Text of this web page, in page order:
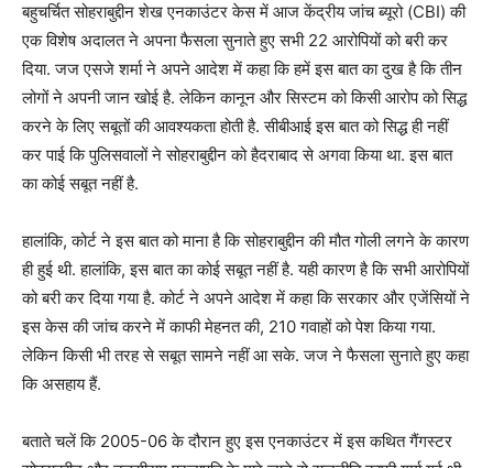
बहुचर्चित सोहराबुद्दीन शेख एनकाउंटर केस में आज केंद्रीय जांच ब्यूरो (CBI) की
एक विशेष अदालत ने अपना फैसला सुनाते हुए सभी 22 आरोपियों को बरी कर
दिया. जज एसजे शर्मा ने अपने आदेश में कहा कि हमें इस बात का दुख है कि तीन
लोगों ने अपनी जान खोई है. लेकिन कानून और सिस्टम को किसी आरोप को सिद्ध
करने के लिए सबूतों की आवश्यकता होती है. सीबीआई इस बात को सिद्ध ही नहीं
कर पाई कि पुलिसवालों ने सोहराबुद्दीन को हैदराबाद से अगवा किया था. इस बात
का कोई सबूत नहीं है.
हालांकि, कोर्ट ने इस बात को माना है कि सोहराबुद्दीन की मौत गोली लगने के कारण
ही हुई थी. हालांकि, इस बात का कोई सबूत नहीं है. यही कारण है कि सभी आरोपियों
को बरी कर दिया गया है. कोर्ट ने अपने आदेश में कहा कि सरकार और एजेंसियों ने
इस केस की जांच करने में काफी मेहनत की, 210 गवाहों को पेश किया गया.
लेकिन किसी भी तरह से सबूत सामने नहीं आ सके. जज ने फैसला सुनाते हुए कहा
कि असहाय हैं.
बताते चलें कि 2005-06 के दौरान हुए इस एनकाउंटर में इस कथित गैंगस्टर